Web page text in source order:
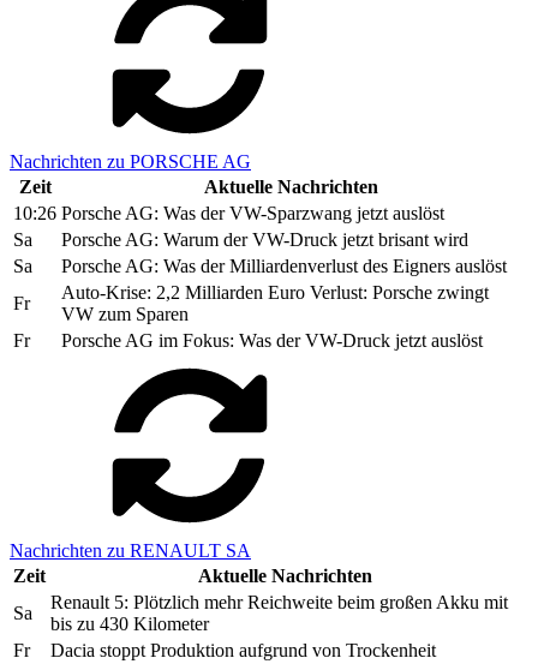
Nachrichten zu PORSCHE AG
Zeit
Aktuelle Nachrichten
10:26 Porsche AG: Was der VW-Sparzwang jetzt auslöst
Sa
Porsche AG: Warum der VW-Druck jetzt brisant wird
Sa
Porsche AG: Was der Milliardenverlust des Eigners auslöst
Fr
Auto-Krise: 2,2 Milliarden Euro Verlust: Porsche zwingt
VW zum Sparen
Fr
Porsche AG im Fokus: Was der VW-Druck jetzt auslöst
Nachrichten zu RENAULT SA
Zeit
Aktuelle Nachrichten
Sa
Renault 5: Plötzlich mehr Reichweite beim großen Akku mit
bis zu 430 Kilometer
Fr
Dacia stoppt Produktion aufgrund von Trockenheit